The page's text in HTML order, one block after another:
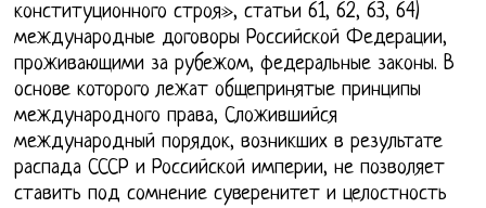
конституционного строя», статьи 61, 62, 63, 64)
международные договоры Российской Федерации,
проживающими за рубежом, федеральные законы. В
основе которого лежат общепринятые принципы
международного права, Сложившийся
международный порядок, возникших в результате
распада СССР и Российской империи, не позволяет
ставить под сомнение суверенитет и целостность